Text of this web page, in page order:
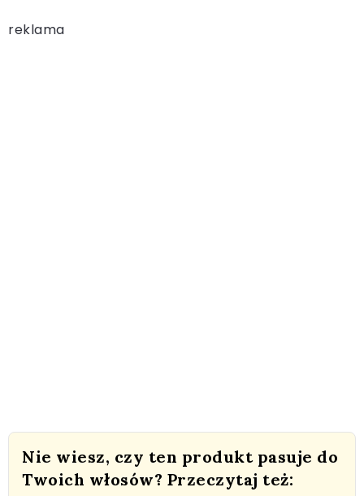
reklama
Nie wiesz, czy ten produkt pasuje do
Twoich włosów? Przeczytaj też: